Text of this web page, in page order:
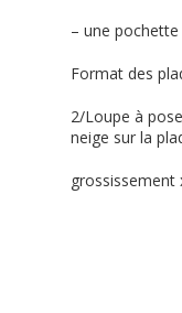
– une
Format des
2/Loupe à
neige sur la
grossissement